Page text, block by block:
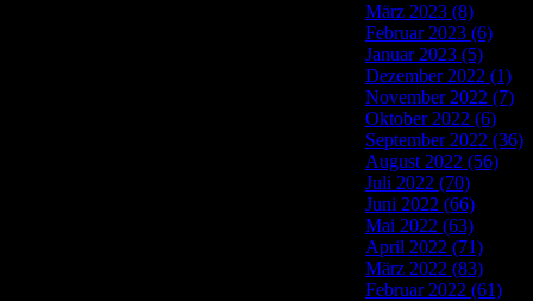
März 2023 (8)
Februar 2023 (6)
Januar 2023 (5)
Dezember 2022 (1)
November 2022 (7)
Oktober 2022 (6)
September 2022 (36)
August 2022 (56)
Juli 2022 (70)
Juni 2022 (66)
Mai 2022 (63)
April 2022 (71)
März 2022 (83)
Februar 2022 (61)